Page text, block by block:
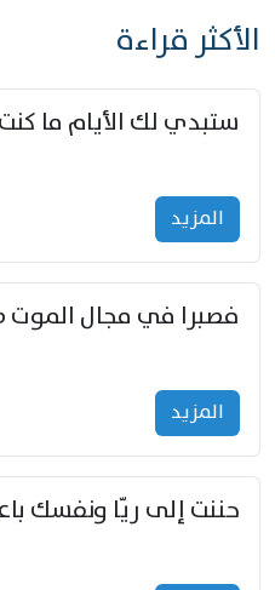
الأكثر قراءة
المزید
المزید